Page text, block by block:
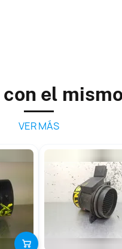
el
VER MÁS